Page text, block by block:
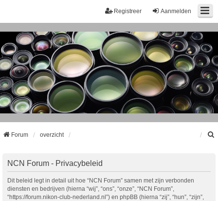
Aanmelden
Registreer
Forum overzicht
NCN Forum - Privacybeleid
Dit beleid legt in detail uit hoe “NCN Forum” samen met zijn verbonden
diensten en bedrijven (hierna “wij”, “ons”, “onze”, “NCN Forum”,
“https://forum.nikon-club-nederland.nl”) en phpBB (hierna “zij”, “hun”, “zijn”,